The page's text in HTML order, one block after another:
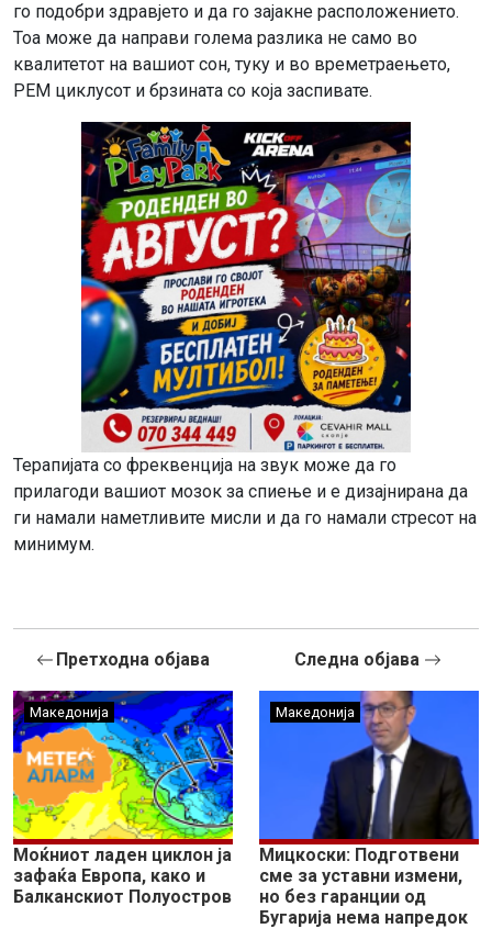
го подобри здравјето и да го зајакне расположението.
Тоа може да направи голема разлика не само во
квалитетот на вашиот сон, туку и во времетраењето,
РЕМ циклусот и брзината со која заспивате.
Терапијата со фреквенција на звук може да го
прилагоди вашиот мозок за спиење и е дизајнирана да
ги намали наметливите мисли и да го намали стресот на
минимум.
Претходна објава
Македонија
Моќниот ладен циклон ја
зафаќа Европа, како и
Балканскиот Полуостров
Следна објава
Македонија
Мицкоски: Подготвени
сме за уставни измени,
но без гаранции од
Бугарија нема напредок